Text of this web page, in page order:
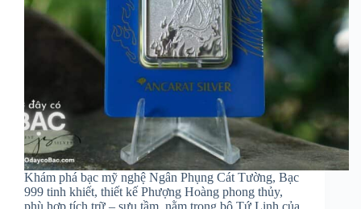
Khám phá bạc mỹ nghệ Ngân Phụng Cát Tường, Bạc
999 tinh khiết, thiết kế Phượng Hoàng phong thủy,
phù hợp tích trữ – sưu tầm, nằm trong bộ Tứ Linh của